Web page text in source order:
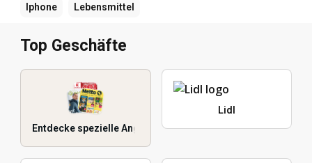
Iphone Lebensmittel
Top Geschäfte
Entdecke spezielle Angebote
Lidl